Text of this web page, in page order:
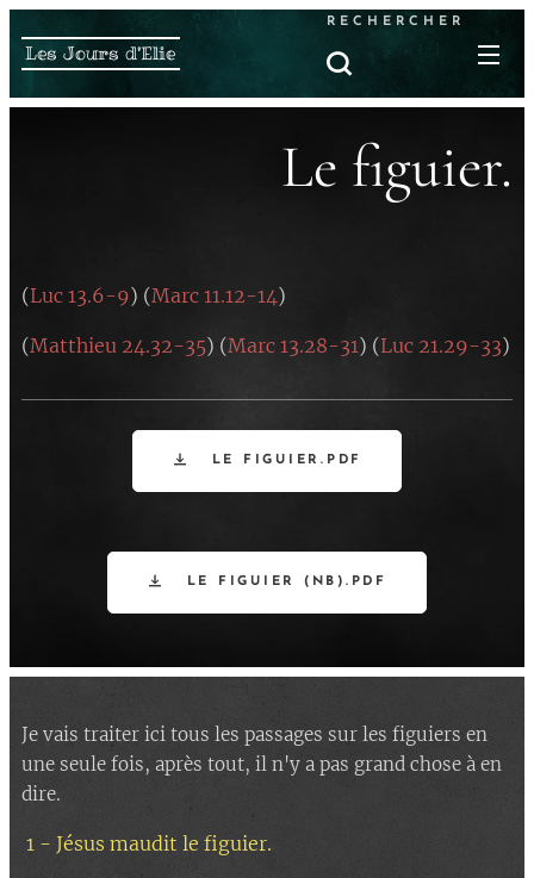
Les Jours d'Elie
RECHERCHER
Le figuier.
(Luc 13.6-9) (Marc 11.12-14)
(Matthieu 24.32-35) (Marc 13.28-31) (Luc 21.29-33)
LE FIGUIER.PDF
LE FIGUIER (NB).PDF
Je vais traiter ici tous les passages sur les figuiers en
une seule fois, après tout, il n'y a pas grand chose à en
dire.
1 - Jésus maudit le figuier.